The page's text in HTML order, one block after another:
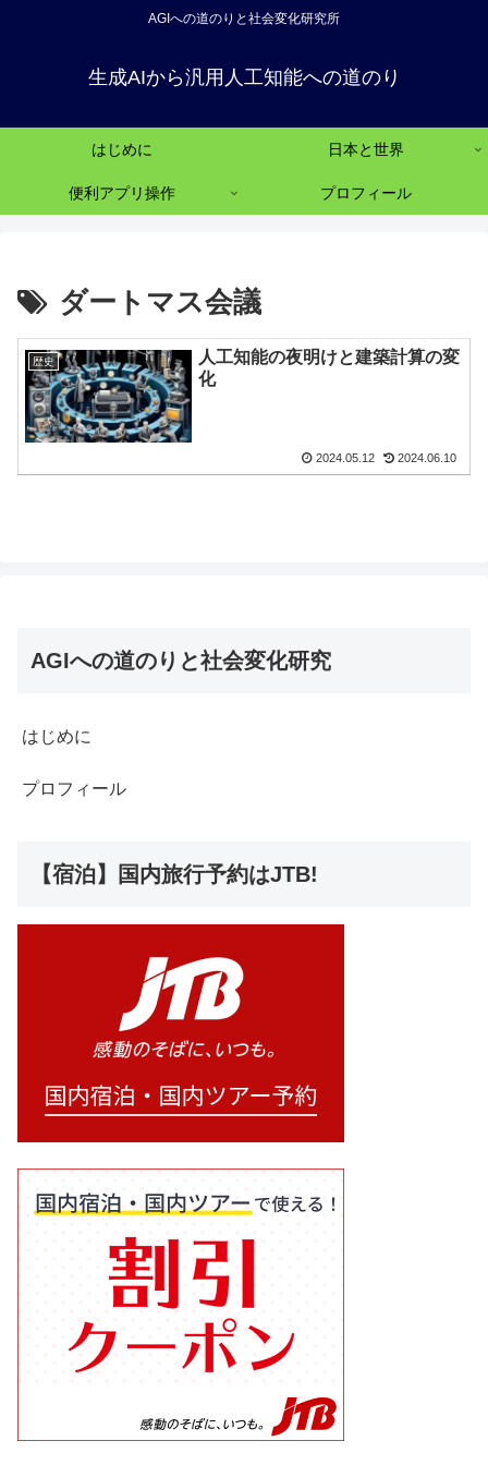
AGIへの道のりと社会変化研究所
生成AIから汎用人工知能への道のり
はじめに 日本と世界
便利アプリ操作 プロフィール
ダートマス会議
歴史
人工知能の夜明けと建築計算の変
化
2024.05.12 2024.06.10
AGIへの道のりと社会変化研究
はじめに
プロフィール
【宿泊】国内旅行予約はJTB!